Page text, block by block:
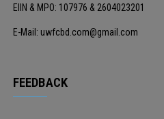
EIIN & MPO: 107976 & 2604023201
E-Mail: uwfcbd.com@gmail.com
FEEDBACK